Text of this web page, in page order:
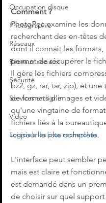
Occupation disque
Photographie
Réseaux
Réseaux sociaux
Sécurité
Services en ligne
Video
Logiciels les plus recherchés
Comment ?
PhotoRec examine les
recherchant des en-têtes
dont il connait les formats,
permet de récupérer le
Il gère les fichiers
bz2, gz, rar, tar, zip), et une
de formats d'images et
qu'une vingtaine de
fichiers liés à la
ici pour la liste complète.
L'interface peut sembler
mais est claire et
est demandé dans un
de choisir sur quel support